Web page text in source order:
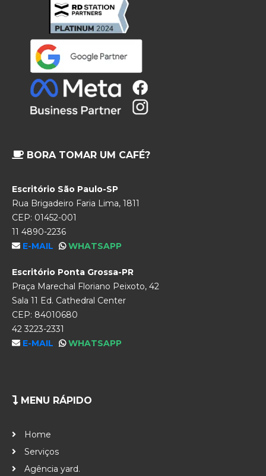
BORA TOMAR UM CAFÉ?
Escritório São Paulo-SP
Rua Brigadeiro Faria Lima, 1811
CEP: 01452-001
11 4890-2236
E-MAIL
WHATSAPP
Escritório Ponta Grossa-PR
Praça Marechal Floriano Peixoto, 42
Sala 11 Ed. Cathedral Center
CEP: 84010680
42 3223-2331
E-MAIL
WHATSAPP
MENU RÁPIDO
Home
Serviços
Agência yard.